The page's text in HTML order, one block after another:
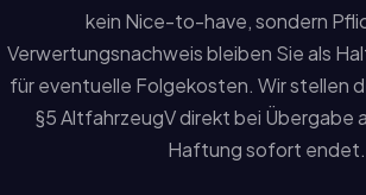
kein Nice-to-have, sondern
Verwertungsnachweis bleiben Sie als
für eventuelle Folgekosten. Wir stellen
§5 AltfahrzeugV direkt bei Übergabe
Haftung sofort endet.